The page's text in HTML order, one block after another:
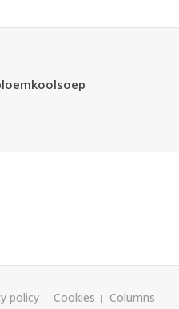
policy Cookies
Columns